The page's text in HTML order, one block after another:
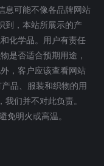
息可能不像各品牌网站
到，本站所展示的产
化学品。用户有责任
是否适合预期用途，
，客户应该查看网站
品、服装和织物的用
们并不对此负责。
免明火或高温。